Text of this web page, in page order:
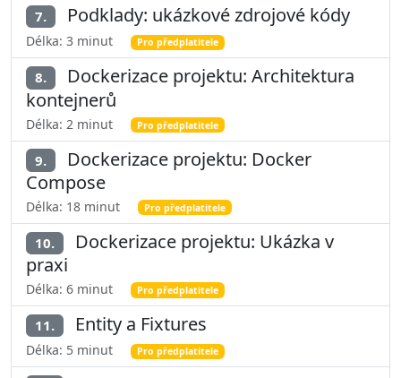
7. Podklady: ukázkové zdrojové kódy
Délka: 3 minut Pro předplatitele
8.
Dockerizace projektu: Architektura
kontejnerů
Délka: 2 minut Pro předplatitele
9.
Dockerizace projektu: Docker
Compose
Délka: 18 minut Pro předplatitele
10.
Dockerizace projektu: Ukázka v
praxi
Délka: 6 minut Pro předplatitele
11. Entity a Fixtures
Délka: 5 minut Pro předplatitele